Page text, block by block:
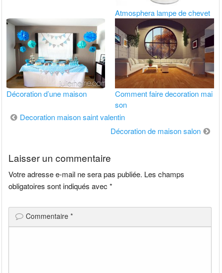
Atmosphera lampe de chevet
Décoration d’une maison
Comment faire decoration mai
son
Navigation
Decoration maison saint valentin
Décoration de maison salon
Laisser un commentaire
Votre adresse e-mail ne sera pas publiée. Les champs
obligatoires sont indiqués avec*
Commentaire*